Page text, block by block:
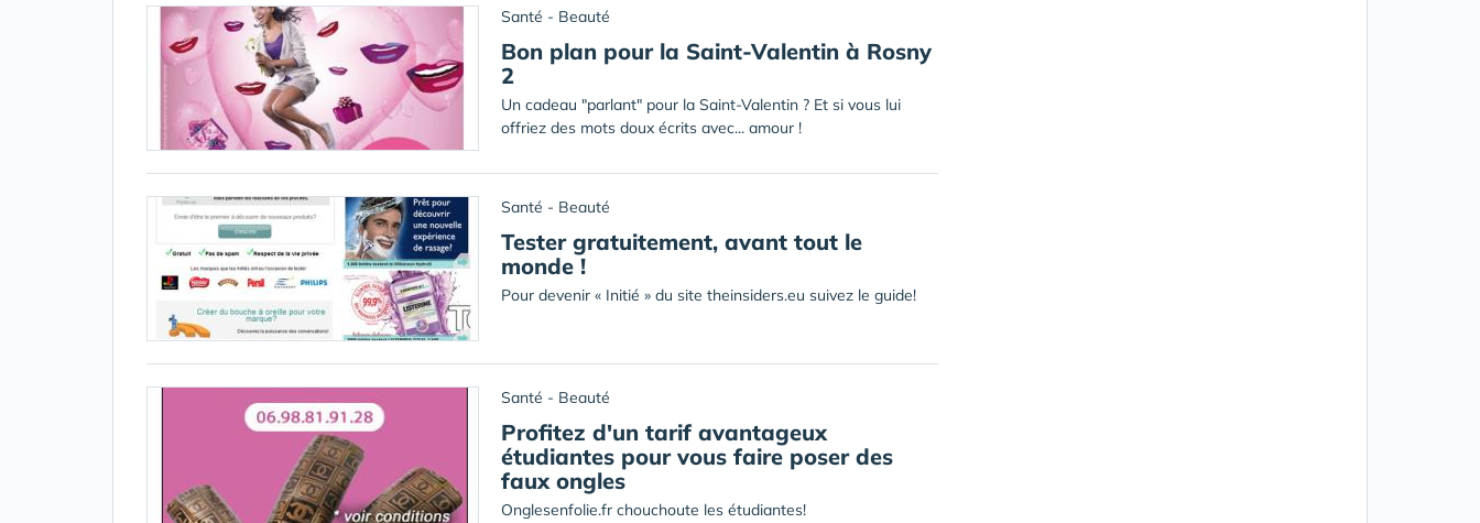
Santé - Beauté
Bon plan pour la Saint-Valentin à Rosny
2
Un cadeau "parlant" pour la Saint-Valentin ? Et si vous lui
offriez des mots doux écrits avec... amour !
Santé - Beauté
Tester gratuitement, avant tout le
monde !
Pour devenir « Initié » du site theinsiders.eu suivez le guide!
Santé - Beauté
Profitez d'un tarif avantageux
étudiantes pour vous faire poser des
faux ongles
Onglesenfolie.fr chouchoute les étudiantes!